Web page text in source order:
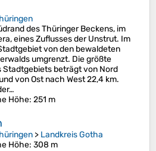
des Thüringer Beckens, im
eines Zuflusses der Unstrut. Im
von den bewaldeten
umgrenzt. Die größte
Stadtgebiets beträgt von Nord
von Ost nach West 22,4 km.
Höhe: 251 m
> Landkreis Gotha
Höhe: 308 m